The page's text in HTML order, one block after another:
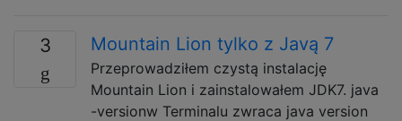
3 Mountain Lion tylko z Javą 7
Przeprowadziłem czystą instalację
Mountain Lion i zainstalowałem JDK7. java
-versionw Terminalu zwraca java version